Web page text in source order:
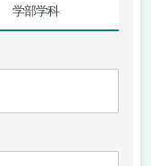
学部学科